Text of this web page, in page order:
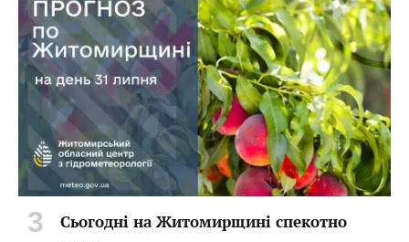
Сьогодні на Житомирщині спекотно